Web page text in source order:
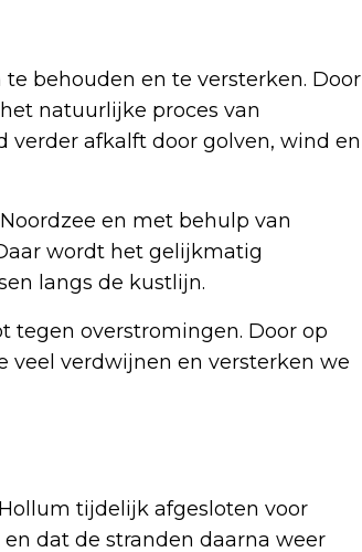
behouden en te versterken. Door
natuurlijke proces van
afkalft door golven, wind en
en met behulp van
wordt het gelijkmatig
langs de kustlijn.
tegen overstromingen. Door op
veel verdwijnen en versterken we
tijdelijk afgesloten voor
dat de stranden daarna weer